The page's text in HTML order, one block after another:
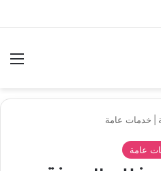
خدمات عامة
عامة